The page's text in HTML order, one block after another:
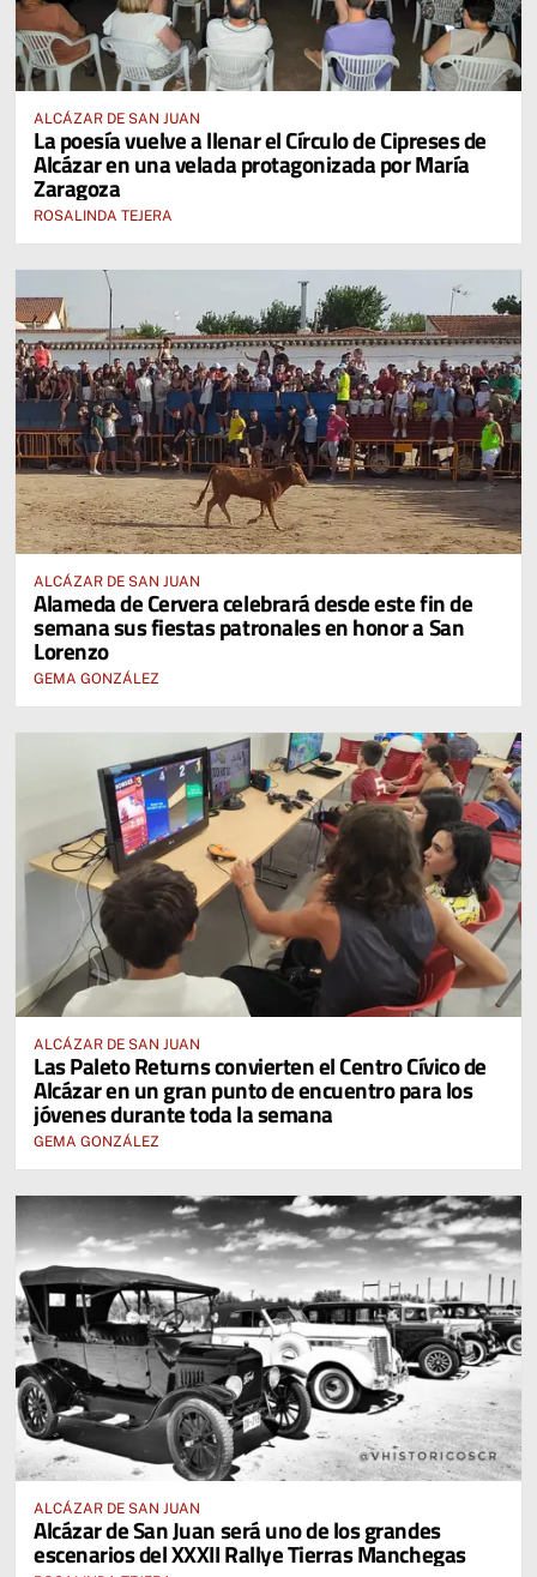
ALCÁZAR DE SAN JUAN
La poesía vuelve a llenar el Círculo de Cipreses de
Alcázar en una velada protagonizada por María
Zaragoza
ROSALINDA TEJERA
ALCÁZAR DE SAN JUAN
Alameda de Cervera celebrará desde este fin de
semana sus fiestas patronales en honor a San
Lorenzo
GEMA GONZÁLEZ
ALCÁZAR DE SAN JUAN
Las Paleto Returns convierten el Centro Cívico de
Alcázar en un gran punto de encuentro para los
jóvenes durante toda la semana
GEMA GONZÁLEZ
ALCÁZAR DE SAN JUAN
Alcázar de San Juan será uno de los grandes
escenarios del XXXII Rallye Tierras Manchegas